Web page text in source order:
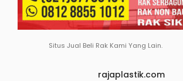
Situs Jual Beli Rak Kami Yang Lain.
rajaplastik.com